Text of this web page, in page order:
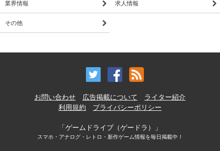
業界情報 求人情報
その他
お問い合わせ 広告掲載について
ライター紹介
利用規約
プライバシーポリシー
「ゲームドライブ（ゲードラ）」
スマホ・アナログ・レトロ・新作ゲーム情報を毎日掲載中！